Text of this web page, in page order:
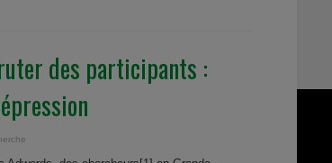
des participants :